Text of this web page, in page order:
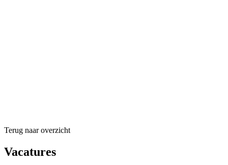
Terug naar overzicht
Vacatures